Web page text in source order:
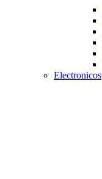
Electronicos